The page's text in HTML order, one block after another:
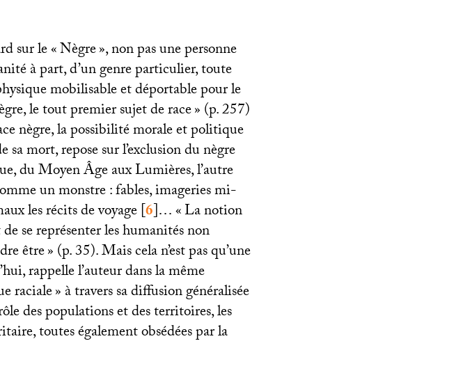
sur le «Nègre», non pas une personne
à part, d’un genre particulier, toute
mobilisable et déportable pour le
le tout premier sujet de race» (p. 257)
nègre, la possibilité morale et politique
mort, repose sur l’exclusion du nègre
du Moyen Âge aux Lumières, l’autre
un monstre : fables, imageries mi-
les récits de voyage[6]… «La notion
se représenter les humanités non
être» (p. 35). Mais cela n’est pas qu’une
rappelle l’auteur dans la même
raciale» à travers sa diffusion généralisée
des populations et des territoires, les
toutes également obsédées par la